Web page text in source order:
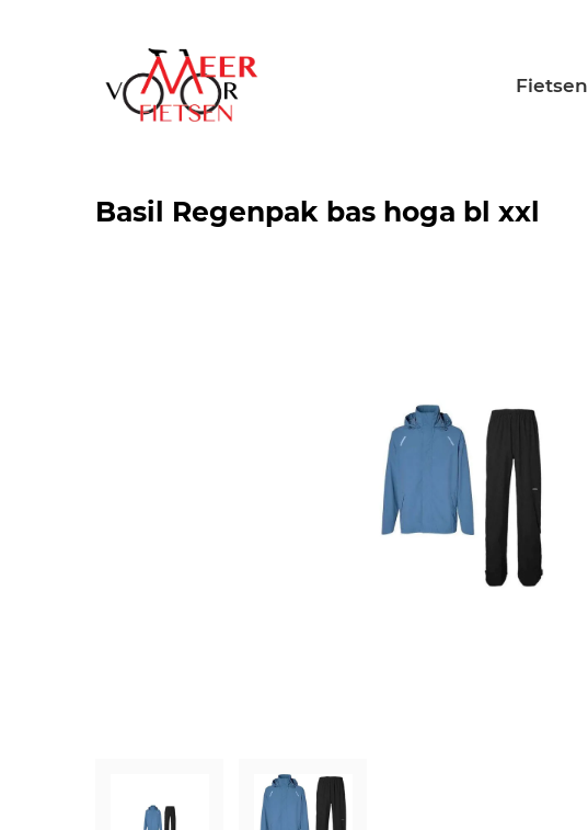
Fietsen
Basil Regenpak bas hoga bl xxl